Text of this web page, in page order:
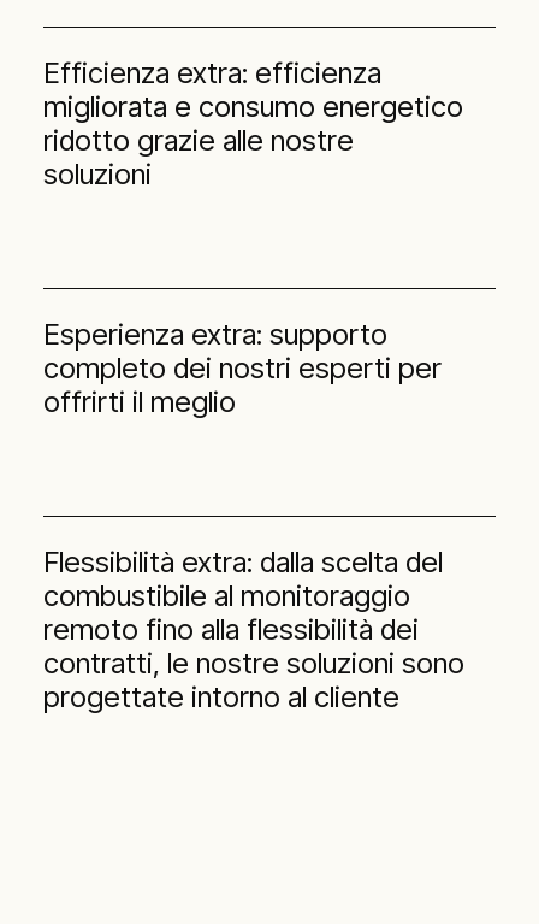
Efficienza extra: efficienza
migliorata e consumo energetico
ridotto grazie alle nostre
soluzioni
Esperienza extra: supporto
completo dei nostri esperti per
offrirti il meglio
Flessibilità extra: dalla scelta del
combustibile al monitoraggio
remoto fino alla flessibilità dei
contratti, le nostre soluzioni sono
progettate intorno al cliente